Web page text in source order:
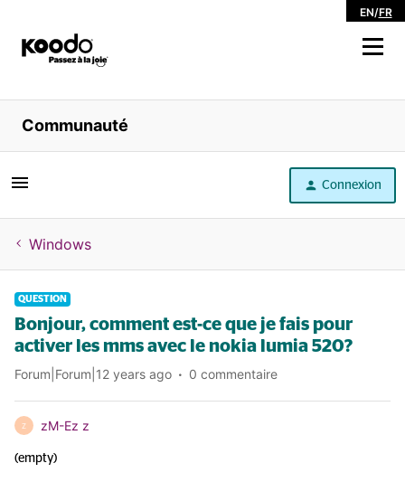
EN/FR
Magasiner
Libre service
Aide
Communauté
Connexion
Windows
QUESTION
Bonjour, comment est-ce que je fais pour
activer les mms avec le nokia lumia 520?
Forum|Forum|12 years ago 0 commentaire
Z zM-Ez z
(empty)